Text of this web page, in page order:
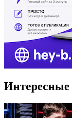
Интересные